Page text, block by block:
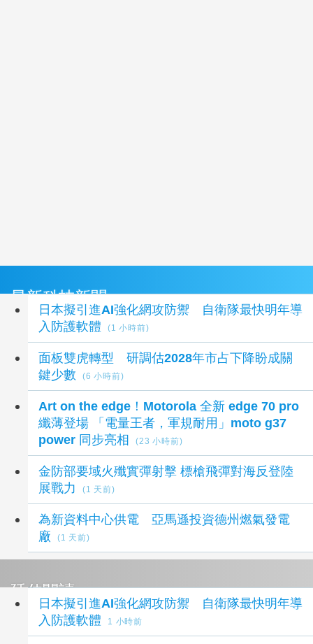
最新科技新聞
日本擬引進AI強化網攻防禦 自衛隊最快明年導
入防護軟體
(1 小時前)
面板雙虎轉型 研調估2028年市占下降盼成關
鍵少數
(6 小時前)
Art on the edge！Motorola 全新 edge 70 pro
纖薄登場 「電量王者，軍規耐用」moto g37
power 同步亮相
(23 小時前)
金防部要域火殲實彈射擊 標槍飛彈對海反登陸
展戰力
(1 天前)
為新資料中心供電 亞馬遜投資德州燃氣發電
廠
(1 天前)
延伸閱讀
日本擬引進AI強化網攻防禦 自衛隊最快明年導
入防護軟體
1 小時前